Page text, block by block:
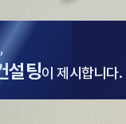
설팅이 제시합니다.